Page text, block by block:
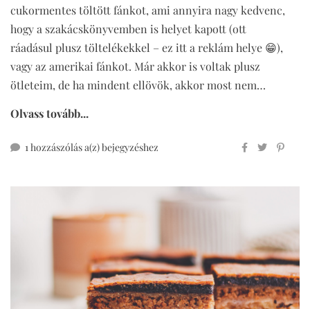
cukormentes töltött fánkot, ami annyira nagy kedvenc,
hogy a szakácskönyvemben is helyet kapott (ott
ráadásul plusz töltelékekkel – ez itt a reklám helye 😁),
vagy az amerikai fánkot. Már akkor is voltak plusz
ötleteim, de ha mindent ellövök, akkor most nem…
Olvass tovább...
1 hozzászólás a(z)churros
bejegyzéshez